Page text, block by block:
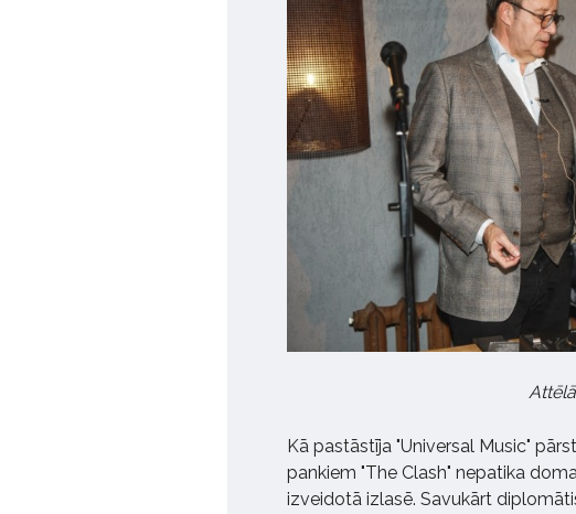
Kā pastāstīja "Universal Music"
pankiem "The Clash" nepatika
izveidotā izlasē. Savukārt